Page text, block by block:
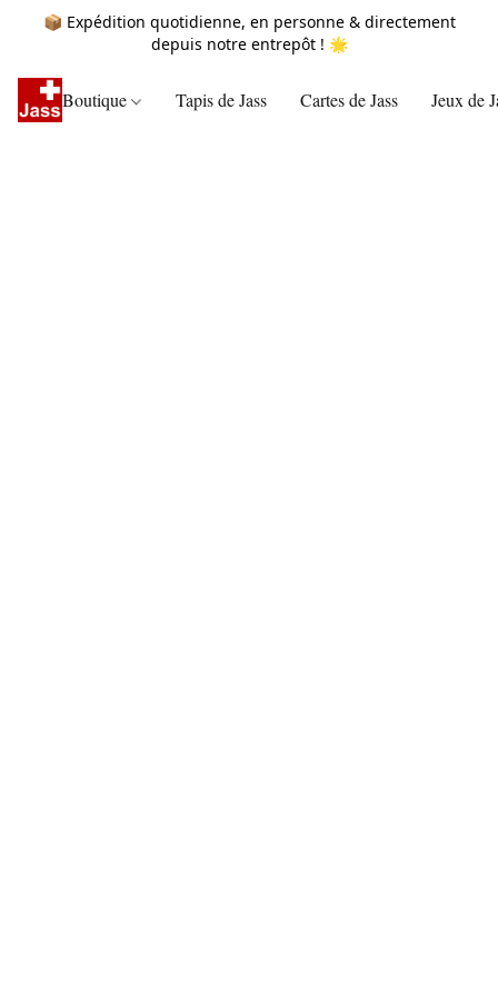
📦 Expédition quotidienne, en personne & directement
depuis notre entrepôt ! 🌟
Boutique Tapis de Jass Cartes de Jass Jeux de